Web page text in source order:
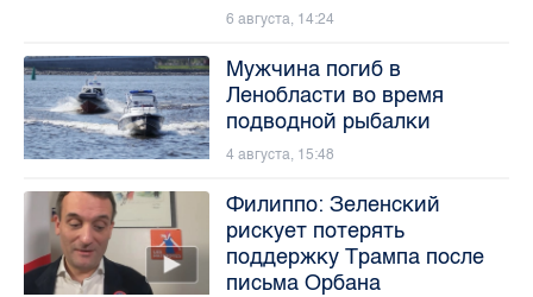
6 августа, 14:24
Мужчина погиб в
Ленобласти во время
подводной рыбалки
4 августа, 15:48
Филиппо: Зеленский
рискует потерять
поддержку Трампа после
письма Орбана